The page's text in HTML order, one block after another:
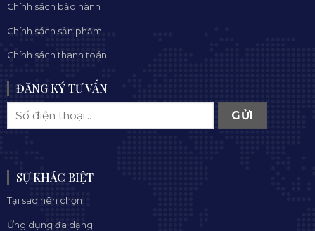
Chính sách bảo hành
Chính sách sản phẩm
Chính sách thanh toán
ĐĂNG KÝ TƯ VẤN
SỰ KHÁC BIỆT
Tại sao nên chọn
Ứng dụng đa dạng